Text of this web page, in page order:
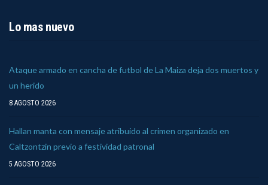
Lo mas nuevo
Ataque armado en cancha de futbol de La Maiza deja dos muertos y
un herido
8 AGOSTO 2026
Hallan manta con mensaje atribuido al crimen organizado en
Caltzontzin previo a festividad patronal
5 AGOSTO 2026